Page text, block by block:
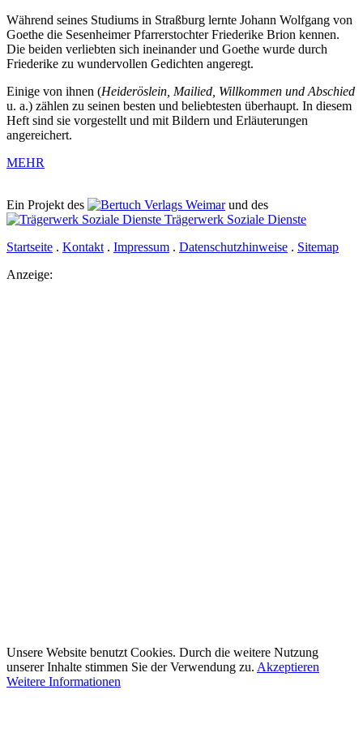
Während seines Studiums in Straßburg lernte Johann Wolfgang von
Goethe die Sesenheimer Pfarrerstochter Friederike Brion kennen.
Die beiden verliebten sich ineinander und Goethe wurde durch
Friederike zu wundervollen Gedichten angeregt.
Einige von ihnen (Heideröslein, Mailied, Willkommen und Abschied
u. a.) zählen zu seinen besten und beliebtesten überhaupt. In diesem
Heft sind sie vorgestellt und mit Bildern und Erläuterungen
angereichert.
MEHR
Ein Projekt des Verlags Weimarund des
Trägerwerk Soziale Dienste
Startseite . Kontakt . Impressum . Datenschutzhinweise . Sitemap
Anzeige:
Unsere Website benutzt Cookies. Durch die weitere Nutzung
unserer Inhalte stimmen Sie der Verwendung zu. Akzeptieren
Weitere Informationen